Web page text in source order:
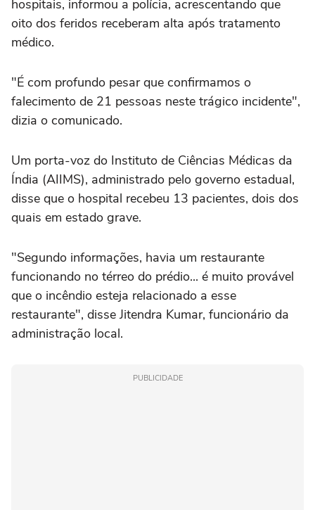
hospitais, informou a polícia, acrescentando que
‌oito dos feridos receberam alta após tratamento
médico.
"É com profundo pesar que confirmamos o
falecimento de 21 pessoas neste trágico incidente",
⁠dizia o comunicado.
Um porta-voz do Instituto de Ciências Médicas da
Índia (AIIMS), administrado pelo governo estadual,
disse que o hospital recebeu 13 pacientes, dois dos
quais em estado grave.
"Segundo informações, havia um restaurante
funcionando no térreo do prédio... é muito provável
que o incêndio esteja relacionado a esse
restaurante", disse Jitendra Kumar, funcionário da
administração local.
PUBLICIDADE